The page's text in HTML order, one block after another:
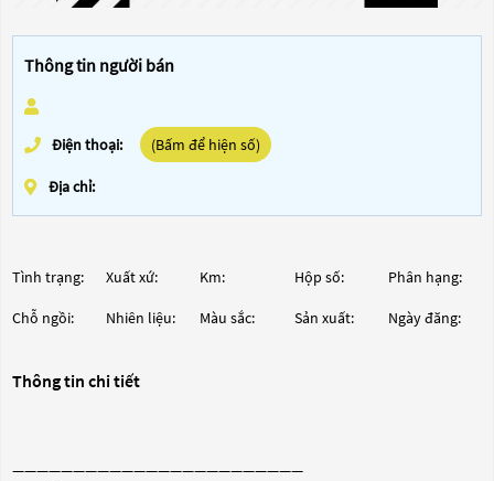
Thông tin người bán
Điện thoại: (Bấm để hiện số)
Địa chỉ:
Tình trạng: Xuất xứ: Km: Hộp số: Phân hạng:
Chỗ ngồi: Nhiên liệu: Màu sắc: Sản xuất: Ngày đăng:
Thông tin chi tiết
————————————————————————